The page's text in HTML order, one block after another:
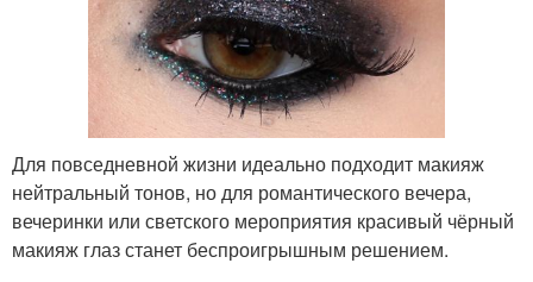
Для повседневной жизни идеально подходит макияж
нейтральный тонов, но для романтического вечера,
вечеринки или светского мероприятия красивый чёрный
макияж глаз станет беспроигрышным решением.